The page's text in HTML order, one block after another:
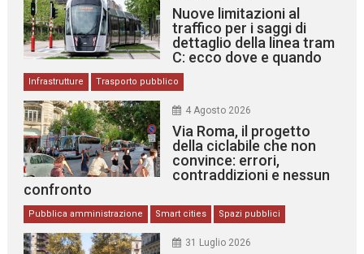
Nuove limitazioni al
traffico per i saggi di
dettaglio della linea tram
C: ecco dove e quando
Infrastrutture Trasporto pubblico
4 Agosto 2026
Via Roma, il progetto
della ciclabile che non
convince: errori,
contraddizioni e nessun
confronto
Pubblica amministrazione Smart cities Spazi pubblici
31 Luglio 2026